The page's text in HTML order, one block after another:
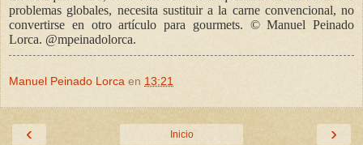
problemas globales, necesita sustituir a la carne convencional, no
convertirse en otro artículo para gourmets. © Manuel Peinado
Lorca. @mpeinadolorca.
Manuel Peinado Lorca en 13:21
‹ ›
Inicio